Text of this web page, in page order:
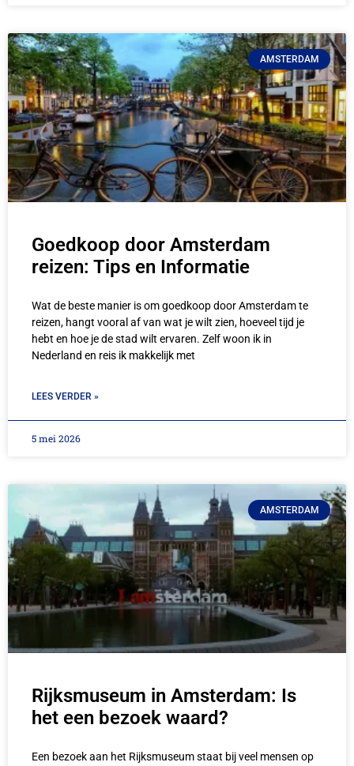
AMSTERDAM
Goedkoop door Amsterdam
reizen: Tips en Informatie
Wat de beste manier is om goedkoop door Amsterdam te
reizen, hangt vooral af van wat je wilt zien, hoeveel tijd je
hebt en hoe je de stad wilt ervaren. Zelf woon ik in
Nederland en reis ik makkelijk met
LEES VERDER »
5 mei 2026
AMSTERDAM
Rijksmuseum in Amsterdam: Is
het een bezoek waard?
Een bezoek aan het Rijksmuseum staat bij veel mensen op